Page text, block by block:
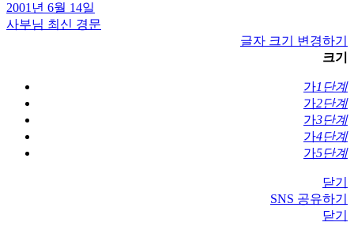
2001년 6월 14일
사부님 최신 경문
글자 크기 변경하기
크기
가1단계
가2단계
가3단계
가4단계
가5단계
닫기
SNS 공유하기
닫기